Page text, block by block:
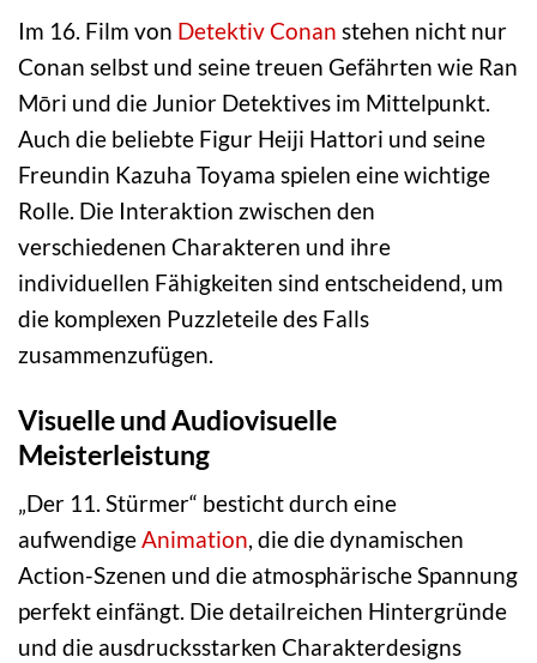
Im 16. Film von Detektiv Conan stehen nicht nur
Conan selbst und seine treuen Gefährten wie Ran
Mōri und die Junior Detektives im Mittelpunkt.
Auch die beliebte Figur Heiji Hattori und seine
Freundin Kazuha Toyama spielen eine wichtige
Rolle. Die Interaktion zwischen den
verschiedenen Charakteren und ihre
individuellen Fähigkeiten sind entscheidend, um
die komplexen Puzzleteile des Falls
zusammenzufügen.
Visuelle und Audiovisuelle
Meisterleistung
„Der 11. Stürmer“ besticht durch eine
aufwendigeAnimation, die die dynamischen
Action-Szenen und die atmosphärische Spannung
perfekt einfängt. Die detailreichen Hintergründe
und die ausdrucksstarken Charakterdesigns